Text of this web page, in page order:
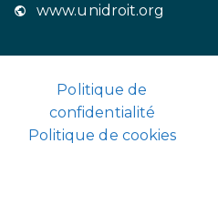
www.unidroit.org
Politique de
confidentialité
Politique de cookies